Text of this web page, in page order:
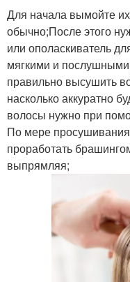
Для начала вымойте
обычно;После этого
или ополаскиватель
мягкими и
правильно высушить
насколько аккуратно
волосы нужно при
По мере
проработать
выпрямляя;